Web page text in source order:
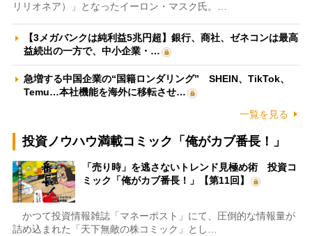
リリオネア）」となったイーロン・マスク氏。…
【3メガバンクは純利益5兆円超】銀行、商社、ゼネコンは最高
益続出の一方で、中小企業・…
急増する中国企業の“国籍ロンダリング” SHEIN、TikTok、
Temu…本社機能を海外に移転させ…
一覧を見る
投資ノウハウ満載コミック「俺がカブ番長！」
「売り時」を逃さないトレンド見極め術 投資コ
ミック「俺がカブ番長！」【第11回】
かつて投資情報雑誌「マネーポスト」にて、圧倒的な情報量が
詰め込まれた「天下無敵の株コミック」とし…